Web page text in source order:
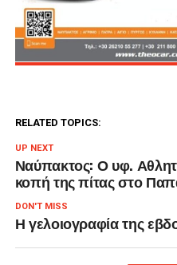
RELATED TOPICS:
UP NEXT
Ναύπακτος: Ο υφ.
κοπή της πίτας στο
DON'T MISS
Η γελοιογραφία της